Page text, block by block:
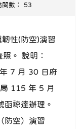
數： 53
性(防空)演習
。 說明：
7 月 30 日府
115 年 5 月
諒達辦理。
防空）演習